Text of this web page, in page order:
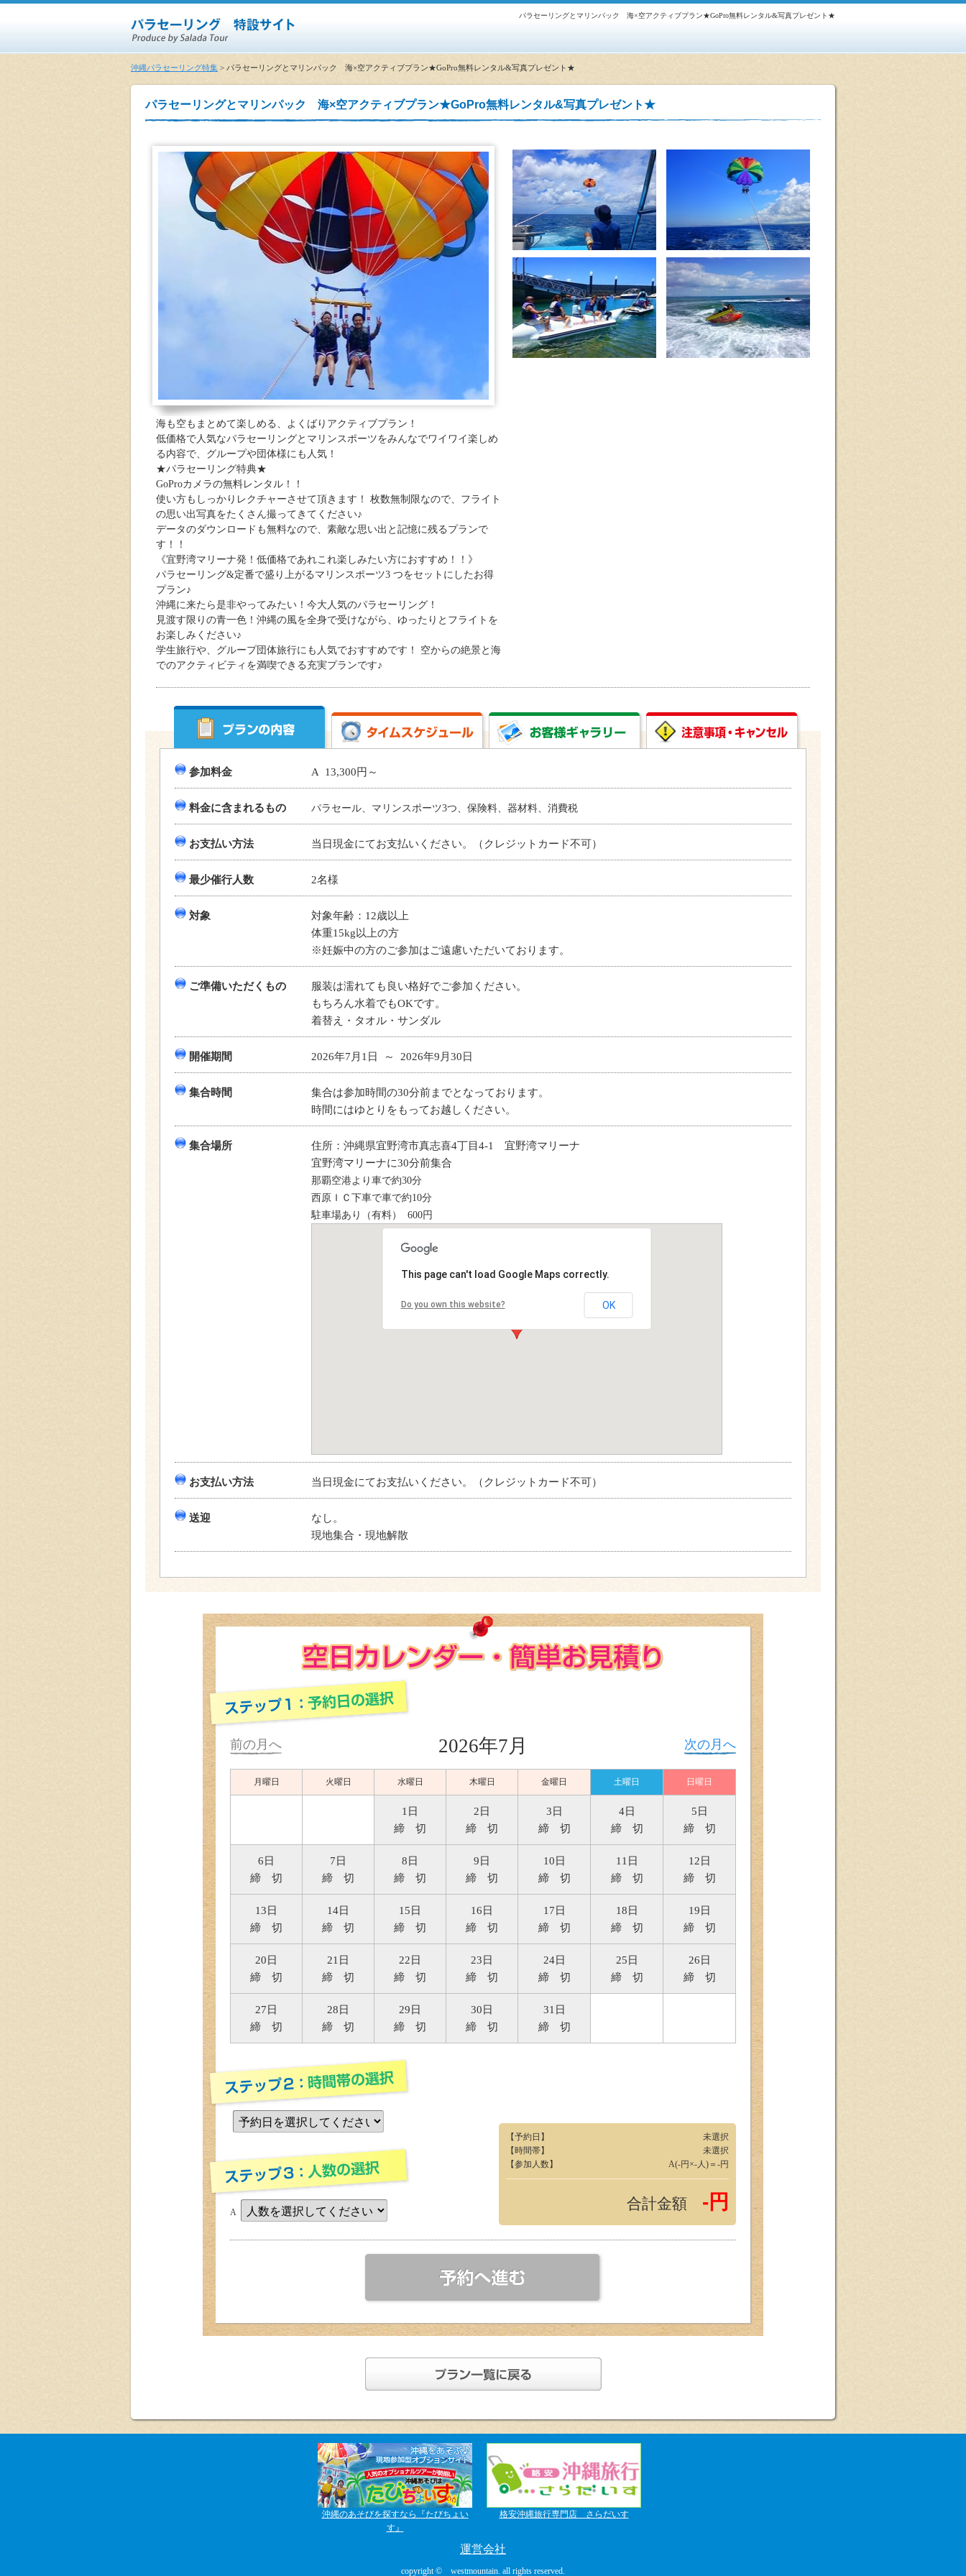
パラセーリングとマリンパック 海×空アクティブプラン★GoPro無料レンタル&写真プレゼント★
沖縄パラセーリング特集 > パラセーリングとマリンパック 海×空アクティブプラン★GoPro無料レンタル&写真プレゼント★
パラセーリングとマリンパック 海×空アクティブプラン★GoPro無料レンタル&写真プレゼント★
海も空もまとめて楽しめる、よくばりアクティブプラン！
低価格で人気なパラセーリングとマリンスポーツをみんなでワイワイ楽しめ
る内容で、グループや団体様にも人気！
★パラセーリング特典★
GoProカメラの無料レンタル！！
使い方もしっかりレクチャーさせて頂きます！ 枚数無制限なので、フライト
の思い出写真をたくさん撮ってきてください♪
データのダウンロードも無料なので、素敵な思い出と記憶に残るプランで
す！！
《宜野湾マリーナ発！低価格であれこれ楽しみたい方におすすめ！！》
パラセーリング&定番で盛り上がるマリンスポーツ3 つをセットにしたお得
プラン♪
沖縄に来たら是非やってみたい！今大人気のパラセーリング！
見渡す限りの青一色！沖縄の風を全身で受けながら、ゆったりとフライトを
お楽しみください♪
学生旅行や、グループ団体旅行にも人気でおすすめです！ 空からの絶景と海
でのアクティビティを満喫できる充実プランです♪
参加料金 A 13,300円～
料金に含まれるもの パラセール、マリンスポーツ3つ、保険料、器材料、消費税
お支払い方法 当日現金にてお支払いください。（クレジットカード不可）
最少催行人数 2名様
対象
対象年齢：12歳以上
体重15kg以上の方
※妊娠中の方のご参加はご遠慮いただいております。
ご準備いただくもの
服装は濡れても良い格好でご参加ください。
もちろん水着でもOKです。
着替え・タオル・サンダル
開催期間 2026年7月1日 ～ 2026年9月30日
集合時間
集合は参加時間の30分前までとなっております。
時間にはゆとりをもってお越しください。
集合場所
住所：沖縄県宜野湾市真志喜4丁目4-1 宜野湾マリーナ
宜野湾マリーナに30分前集合
那覇空港より車で約30分
西原ＩＣ下車で車で約10分
駐車場あり（有料） 600円
This page can't load Google Maps correctly.
Do you own this website? OK
お支払い方法 当日現金にてお支払いください。（クレジットカード不可）
送迎
なし。
現地集合・現地解散
前の月へ 次の月へ
2026年7月
月曜日 火曜日 水曜日 木曜日 金曜日 土曜日 日曜日
1日
締 切
2日
締 切
3日
締 切
4日
締 切
5日
締 切
6日
締 切
7日
締 切
8日
締 切
9日
締 切
10日
締 切
11日
締 切
12日
締 切
13日
締 切
14日
締 切
15日
締 切
16日
締 切
17日
締 切
18日
締 切
19日
締 切
20日
締 切
21日
締 切
22日
締 切
23日
締 切
24日
締 切
25日
締 切
26日
締 切
27日
締 切
28日
締 切
29日
締 切
30日
締 切
31日
締 切
A
【予約日】
未選択
【時間帯】
未選択
【参加人数】
A(-円×-人)＝-円
合計金額 -円
沖縄のあそびを探すなら『たびちょい
す』
格安沖縄旅行専門店 さらだいす
運営会社
copyright © westmountain. all rights reserved.